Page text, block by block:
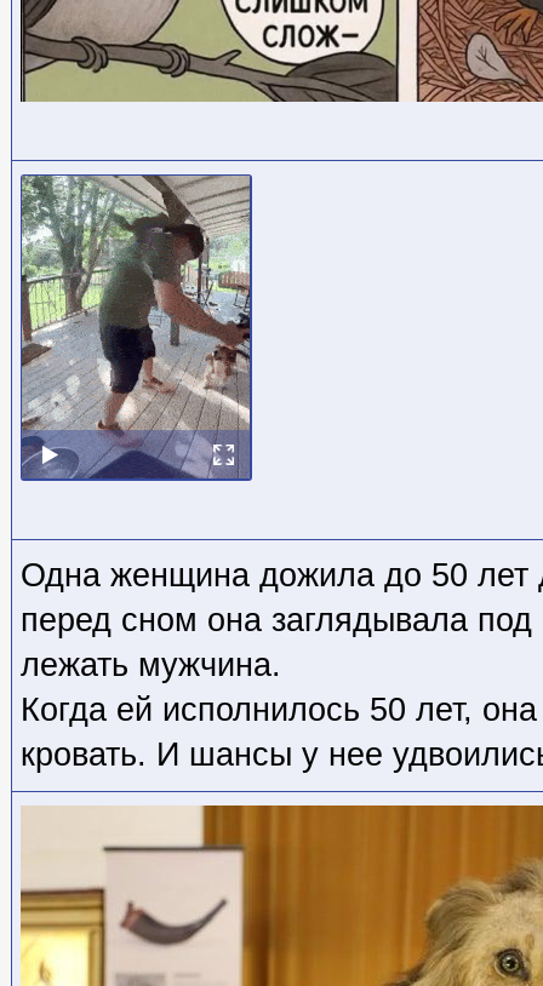
Одна женщина дожила до 50 лет
перед сном она заглядывала под
лежать мужчина.
Когда ей исполнилось 50 лет,
кровать. И шансы у нее